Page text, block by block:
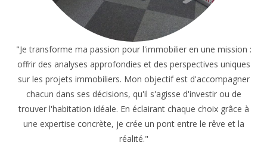
"Je transforme ma passion pour l'immobilier en une mission :
offrir des analyses approfondies et des perspectives uniques
sur les projets immobiliers. Mon objectif est d'accompagner
chacun dans ses décisions, qu'il s'agisse d'investir ou de
trouver l'habitation idéale. En éclairant chaque choix grâce à
une expertise concrète, je crée un pont entre le rêve et la
réalité."